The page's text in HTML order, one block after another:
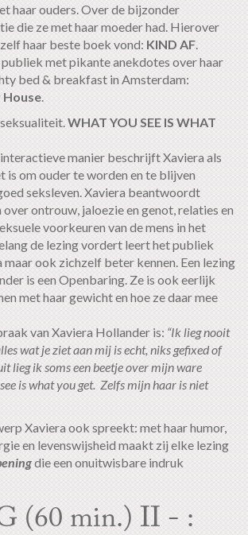
haar ouders. Over de bijzonder
die ze met haar moeder had. Hierover
haar beste boek vond: KIND AF
met pikante anekdotes over haar
bed & breakfast in Amsterdam:
House
WHAT YOU SEE IS WHAT
manier beschrijft Xaviera als
is om ouder te worden en te blijven
seksleven. Xaviera beantwoordt
ontrouw, jaloezie en genot, relaties en
voorkeuren van de mens in het
de lezing vordert leert het publiek
maar ook zichzelf beter kennen. Een lezing
is een Openbaring. Ze is ook eerlijk
met haar gewicht en hoe ze daar mee
van Xaviera Hollander is: “Ik lieg nooit
wat je ziet aan mij is echt, niks gefixed of
lieg ik soms een beetje over mijn ware
is what you get. Zelfs mijn haar is niet
Xaviera ook spreekt: met haar humor,
en levenswijsheid maakt zij elke lezing
die een onuitwisbare indruk
(60 min.) II - :